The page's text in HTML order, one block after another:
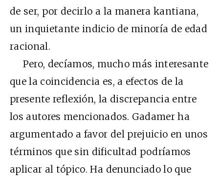
de ser, por decirlo a la manera kantiana,
un inquietante indicio de minoría de edad
racional.
Pero, decíamos, mucho más interesante
que la coincidencia es, a efectos de la
presente reflexión, la discrepancia entre
los autores mencionados. Gadamer ha
argumentado a favor del prejuicio en unos
términos que sin dificultad podríamos
aplicar al tópico. Ha denunciado lo que